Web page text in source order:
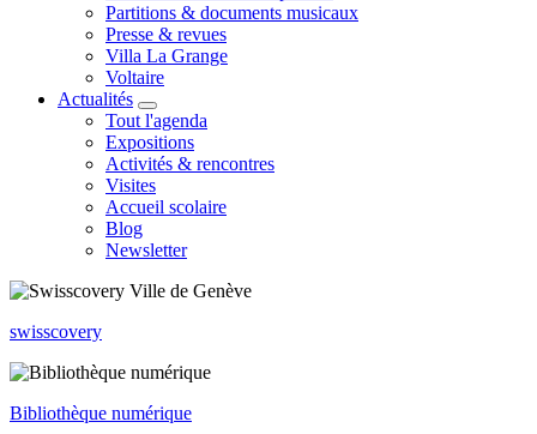
Partitions & documents musicaux
Presse & revues
Villa La Grange
Voltaire
Actualités
Tout l'agenda
Expositions
Activités & rencontres
Visites
Accueil scolaire
Blog
Newsletter
swisscovery
Bibliothèque numérique